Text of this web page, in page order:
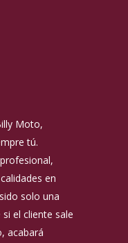
Moto,
tú.
en
solo una
el cliente sale
acabará